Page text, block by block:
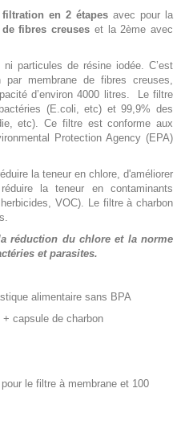
en 2 étapes avec pour la
fibres creuses et la 2ème avec
particules de résine iodée. C’est
membrane de fibres creuses,
d’environ 4000 litres. Le filtre
(E.coli, etc) et 99,9% des
etc). Ce filtre est conforme aux
Protection Agency (EPA)
la teneur en chlore, d'améliorer
la teneur en contaminants
VOC). Le filtre à charbon
réduction du chlore et la norme
et parasites.
alimentaire sans BPA
capsule de charbon
le filtre à membrane et 100